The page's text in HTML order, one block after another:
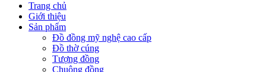
Trang chủ
Giới thiệu
Sản phẩm
Đồ đồng mỹ nghệ cao cấp
Đồ thờ cúng
Tượng đồng
Chuông đồng